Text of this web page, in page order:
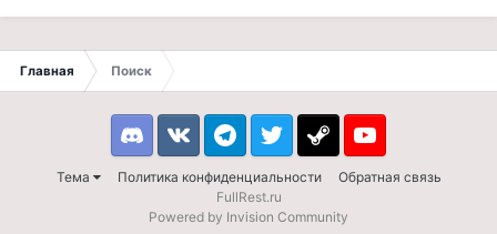
Главная Поиск
Тема Политика конфиденциальности Обратная связь
DiscordVK TelegramTwitter Steam Youtube
FullRest.ru
Powered by Invision Community